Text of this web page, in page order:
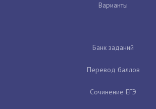
Варианты
Банк заданий
Перевод баллов
Сочинение ЕГЭ